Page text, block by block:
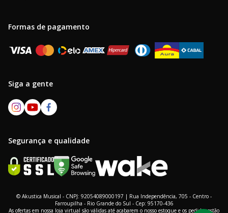
Formas de pagamento
Siga a gente
Segurança e qualidade
© Akustica Musical - CNPJ: 92054089000197 | Rua Independência, 705 - Centro -
Farroupilha - Rio Grande do Sul - Cep: 95170-436
As ofertas em nossa loja virtual são válidas até acabarem o nosso estoque e os pedidos estão